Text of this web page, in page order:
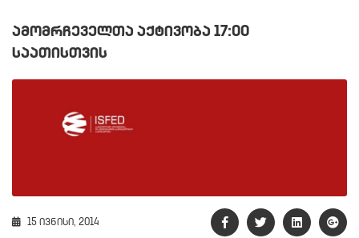
ამომრჩეველთა აქტივობა 17:00
საათისთვის
15 ივნისი, 2014